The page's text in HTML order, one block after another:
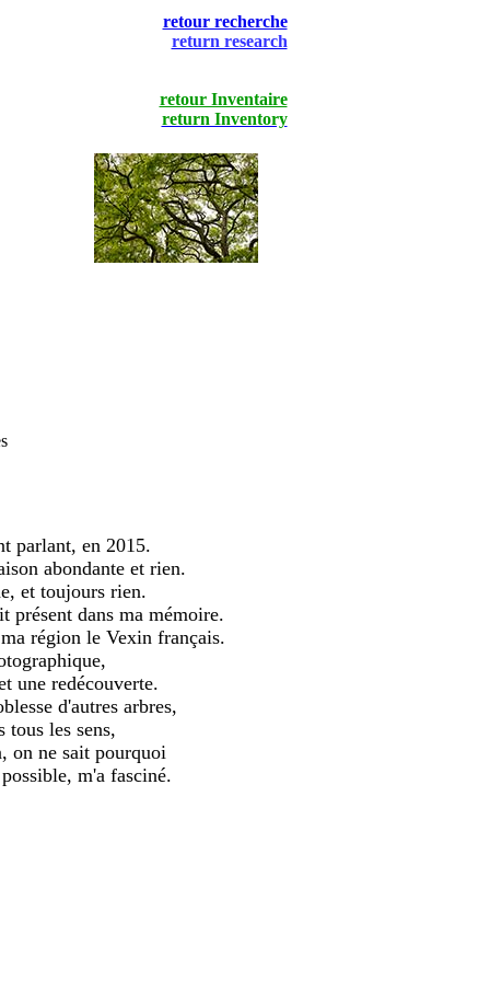
retour recherche
return research
retour Inventaire
return Inventory
parlant, en 2015.
abondante et rien.
et toujours rien.
présent dans ma mémoire.
région le Vexin français.
une redécouverte.
d'autres arbres,
tous les sens,
on ne sait pourquoi
m'a fasciné.